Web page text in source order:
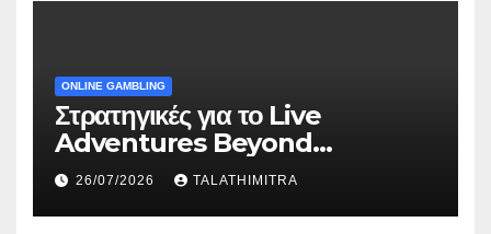
ONLINE GAMBLING
Στρατηγικές για το Live
Adventures Beyond
Wonderland που Στέκουν
26/07/2026 TALATHIMITRA